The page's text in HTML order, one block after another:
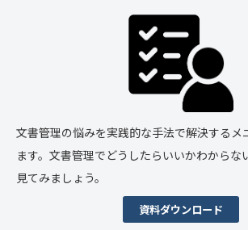
文書管理の悩みを実践的な手法で解決するメ
ます。文書管理でどうしたらいいかわからな
見てみましょう。
資料ダウンロード